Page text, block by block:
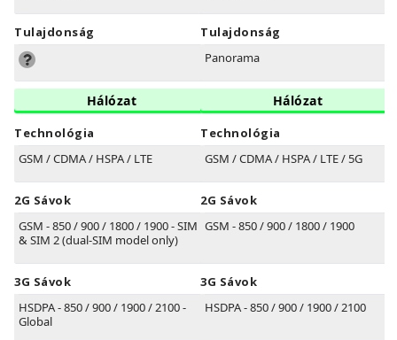
Tulajdonság
Hálózat
Technológia
GSM / CDMA / HSPA / LTE
2G Sávok
GSM - 850 / 900 / 1800 / 1900 - SIM 1
& SIM 2 (dual-SIM model only)
3G Sávok
HSDPA - 850 / 900 / 1900 / 2100 -
Global
Tulajdonság
Panorama
Hálózat
Technológia
GSM / CDMA / HSPA / LTE / 5G
2G Sávok
GSM - 850 / 900 / 1800 / 1900
3G Sávok
HSDPA - 850 / 900 / 1900 / 2100